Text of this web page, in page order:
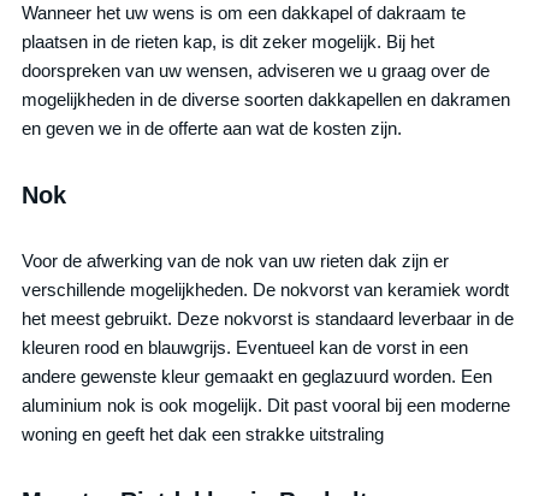
Wanneer het uw wens is om een dakkapel of dakraam te
plaatsen in de rieten kap, is dit zeker mogelijk. Bij het
doorspreken van uw wensen, adviseren we u graag over de
mogelijkheden in de diverse soorten dakkapellen en dakramen
en geven we in de offerte aan wat de kosten zijn.
Nok
Voor de afwerking van de nok van uw rieten dak zijn er
verschillende mogelijkheden. De nokvorst van keramiek wordt
het meest gebruikt. Deze nokvorst is standaard leverbaar in de
kleuren rood en blauwgrijs. Eventueel kan de vorst in een
andere gewenste kleur gemaakt en geglazuurd worden. Een
aluminium nok is ook mogelijk. Dit past vooral bij een moderne
woning en geeft het dak een strakke uitstraling